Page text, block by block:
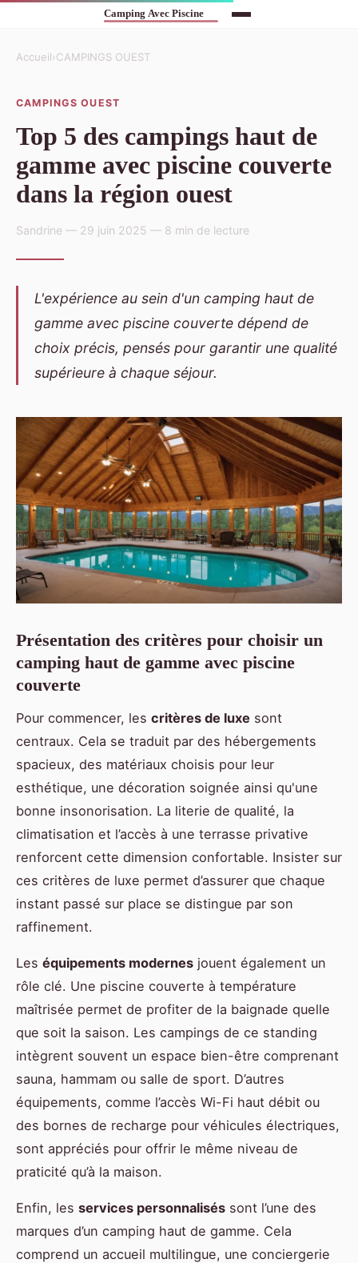
Accueil›CAMPINGS OUEST
CAMPINGS OUEST
Top 5 des campings haut de
gamme avec piscine couverte
dans la région ouest
Sandrine — 29 juin 2025 — 8 min de lecture
L'expérience au sein d'un camping haut de
gamme avec piscine couverte dépend de
choix précis, pensés pour garantir une qualité
supérieure à chaque séjour.
Présentation des critères pour choisir un
camping haut de gamme avec piscine
couverte
Pour commencer, les critères de luxe sont
centraux. Cela se traduit par des hébergements
spacieux, des matériaux choisis pour leur
esthétique, une décoration soignée ainsi qu'une
bonne insonorisation. La literie de qualité, la
climatisation et l’accès à une terrasse privative
renforcent cette dimension confortable. Insister sur
ces critères de luxe permet d’assurer que chaque
instant passé sur place se distingue par son
raffinement.
Les équipements modernes jouent également un
rôle clé. Une piscine couverte à température
maîtrisée permet de profiter de la baignade quelle
que soit la saison. Les campings de ce standing
intègrent souvent un espace bien-être comprenant
sauna, hammam ou salle de sport. D’autres
équipements, comme l’accès Wi-Fi haut débit ou
des bornes de recharge pour véhicules électriques,
sont appréciés pour offrir le même niveau de
praticité qu’à la maison.
Enfin, les services personnalisés sont l’une des
marques d’un camping haut de gamme. Cela
comprend un accueil multilingue, une conciergerie